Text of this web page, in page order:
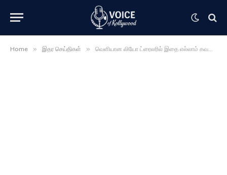
Home » இதர செய்திகள் » வெளியான லியோ ட்ரைலரில் இதை எல்லாம் கவனிச்சீங்களா ….. அடேங்கப்பா இதுல இப்படி ஒரு ட்விஸ்ட் இருக்கா ……..